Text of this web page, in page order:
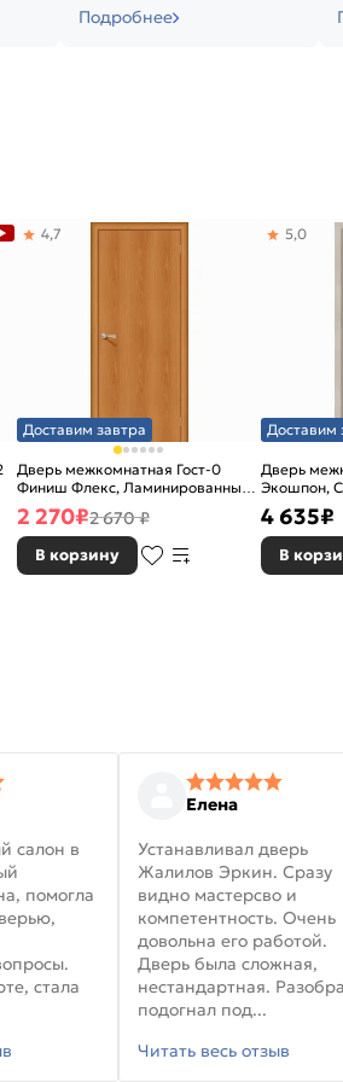
Подробнее
Доставим завтра
Дверь межкомнатная Гост-0
Финиш Флекс, Ламинированные
Л-12 (МиланОрех), глухая,
каркасно-щитовая
4,7
2 270₽2 670 ₽
В корзину
Доставим
Дверь
Экошпон,
5,0
4 635₽
В
салон в
помогла
стала
Елена
Устанавливал дверь
Жалилов Эркин. Сразу
видно мастерсво и
компетентность. Очень
довольна его работой.
Дверь была сложная,
нестандартная.
подогнал под...
Читать весь отзыв